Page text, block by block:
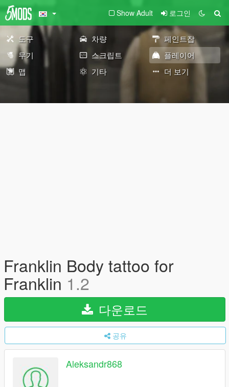
Show Adult 로그인
도구 차량
페인트잡
무기
스크립트
플레이어
맵
기타 더 보기
Franklin Body tattoo for
Franklin 1.2
다운로드
공유
Aleksandr868